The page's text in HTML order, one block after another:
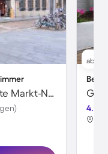
Apartment mit Terrasse | Grote Markt-Nähe
ab
Bed
4.4